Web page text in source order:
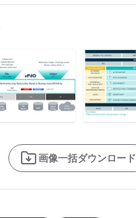
画像一括ダウンロード